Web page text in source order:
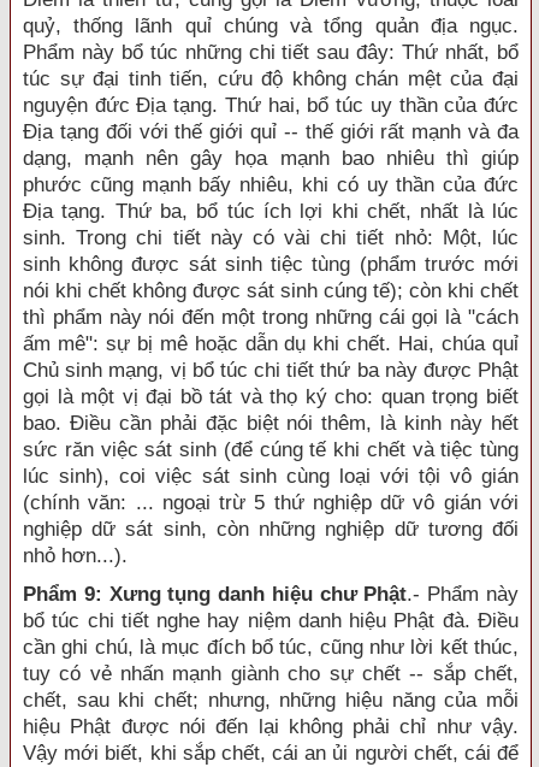
quỷ, thống lãnh quỉ chúng và tổng quản địa ngục.
Phẩm này bổ túc những chi tiết sau đây: Thứ nhất, bổ
túc sự đại tinh tiến, cứu độ không chán mệt của đại
nguyện đức Địa tạng. Thứ hai, bổ túc uy thần của đức
Địa tạng đối với thế giới quỉ -- thế giới rất mạnh và đa
dạng, mạnh nên gây họa mạnh bao nhiêu thì giúp
phước cũng mạnh bấy nhiêu, khi có uy thần của đức
Địa tạng. Thứ ba, bổ túc ích lợi khi chết, nhất là lúc
sinh. Trong chi tiết này có vài chi tiết nhỏ: Một, lúc
sinh không được sát sinh tiệc tùng (phẩm trước mới
nói khi chết không được sát sinh cúng tế); còn khi chết
thì phẩm này nói đến một trong những cái gọi là "cách
ấm mê": sự bị mê hoặc dẫn dụ khi chết. Hai, chúa quỉ
Chủ sinh mạng, vị bổ túc chi tiết thứ ba này được Phật
gọi là một vị đại bồ tát và thọ ký cho: quan trọng biết
bao. Điều cần phải đặc biệt nói thêm, là kinh này hết
sức răn việc sát sinh (để cúng tế khi chết và tiệc tùng
lúc sinh), coi việc sát sinh cùng loại với tội vô gián
(chính văn: ... ngoại trừ 5 thứ nghiệp dữ vô gián với
nghiệp dữ sát sinh, còn những nghiệp dữ tương đối
nhỏ hơn...).
Phẩm 9: Xưng tụng danh hiệu chư Phật.- Phẩm này
bổ túc chi tiết nghe hay niệm danh hiệu Phật đà. Điều
cần ghi chú, là mục đích bổ túc, cũng như lời kết thúc,
tuy có vẻ nhấn mạnh giành cho sự chết -- sắp chết,
chết, sau khi chết; nhưng, những hiệu năng của mỗi
hiệu Phật được nói đến lại không phải chỉ như vậy.
Vậy mới biết, khi sắp chết, cái an ủi người chết, cái để